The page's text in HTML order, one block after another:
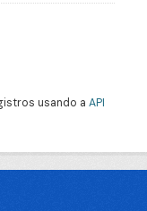
usando a API